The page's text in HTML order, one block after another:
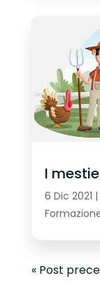
I
6 Dic 2021 |
« Post